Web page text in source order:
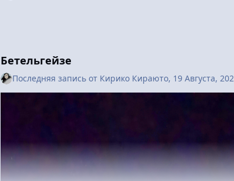
Kadokawa тоже заявляли о планах по поддержке художников
+ image-to-video / keyframe-to-animation. In-betweening
клипы (с контролем персонажей через LoRA, ControlNet и т.д.).
выправлению косяков генерации и повторные генерации с
Бетельгейзе
Последняя запись от Кирико Кираюто, 19 Августа,